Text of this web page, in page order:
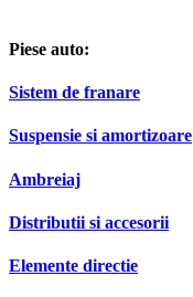
Piese auto:
Sistem de franare
Suspensie si amortizoare
Ambreiaj
Distributii si accesorii
Elemente directie